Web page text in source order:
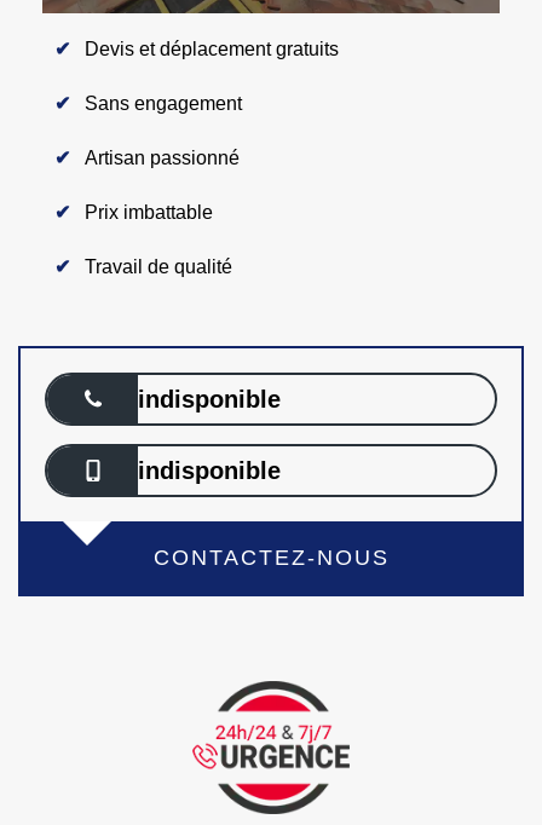
Devis et déplacement gratuits
Sans engagement
Artisan passionné
Prix imbattable
Travail de qualité
indisponible
indisponible
CONTACTEZ-NOUS